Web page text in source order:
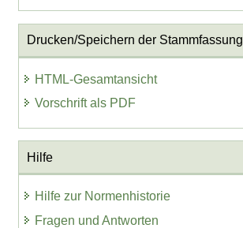
Drucken/Speichern der Stammfassung
HTML-Gesamtansicht
Vorschrift als PDF
Hilfe
Hilfe zur Normenhistorie
Fragen und Antworten